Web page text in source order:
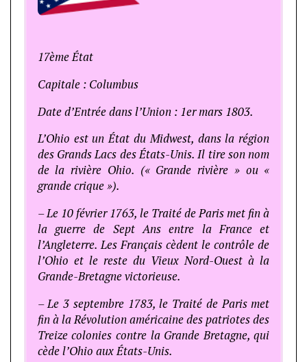
17ème État
Capitale : Columbus
Date d’Entrée dans l’Union : 1er mars 1803.
L’Ohio est un État du Midwest, dans la région
des Grands Lacs des États-Unis. Il tire son nom
de la rivière Ohio. (« Grande rivière » ou «
grande crique »).
– Le 10 février 1763, le Traité de Paris met fin à
la guerre de Sept Ans entre la France et
l’Angleterre. Les Français cèdent le contrôle de
l’Ohio et le reste du Vieux Nord-Ouest à la
Grande-Bretagne victorieuse.
– Le 3 septembre 1783, le Traité de Paris met
fin à la Révolution américaine des patriotes des
Treize colonies contre la Grande Bretagne, qui
cède l’Ohio aux États-Unis.